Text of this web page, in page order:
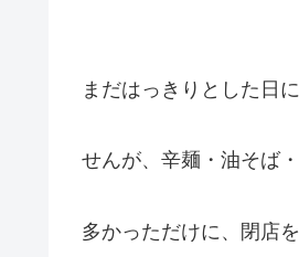
まだはっきりとした日
せんが、辛麺・油そば
多かっただけに、閉店